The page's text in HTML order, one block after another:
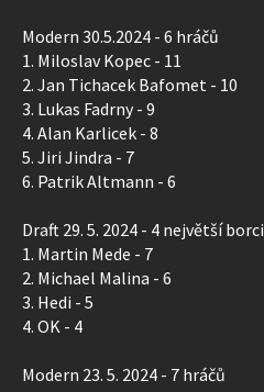
Modern 30.5.2024 - 6 hráčů
1. Miloslav Kopec - 11
2. Jan Tichacek Bafomet - 10
3. Lukas Fadrny - 9
4. Alan Karlicek - 8
5. Jiri Jindra - 7
6. Patrik Altmann - 6
Draft 29. 5. 2024 - 4 největší borci
1. Martin Mede - 7
2. Michael Malina - 6
3. Hedi - 5
4. OK - 4
Modern 23. 5. 2024 - 7 hráčů